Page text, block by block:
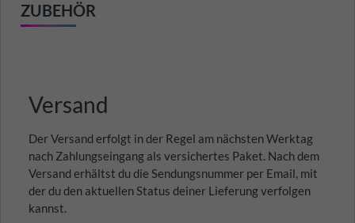
ZUBEHÖR
Versand
Der Versand erfolgt in der Regel am nächsten Werktag
nach Zahlungseingang als versichertes Paket. Nach dem
Versand erhältst du die Sendungsnummer per Email, mit
der du den aktuellen Status deiner Lieferung verfolgen
kannst.